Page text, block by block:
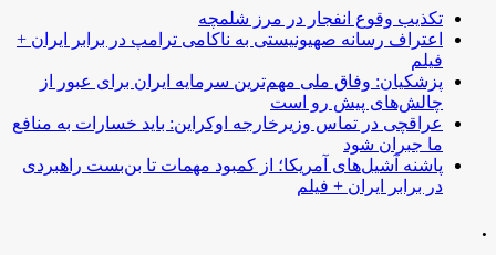
تکذیب وقوع انفجار در مرز شلمچه
اعتراف رسانه صهیونیستی به ناکامی ترامپ در برابر ایران +
فیلم
پزشکیان: وفاق ملی مهم‌ترین سرمایه ایران برای عبور از
چالش‌های پیش رو است
عراقچی در تماس وزیرخارجه اوکراین: باید خسارات به منافع
ما جبران شود
پاشنه آشیل‌های آمریکا؛ از کمبود مهمات تا بن‌بست راهبردی
در برابر ایران + فیلم
.